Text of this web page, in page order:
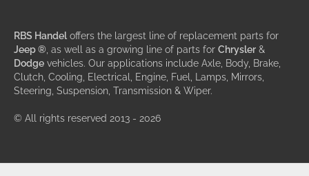
RBS Handel offers the largest line of replacement parts for
Jeep ® , as well as a growing line of parts for Chrysler &
Dodge vehicles. Our applications include Axle, Body, Brake,
Clutch, Cooling, Electrical, Engine, Fuel, Lamps, Mirrors,
Steering, Suspension, Transmission & Wiper.
© All rights reserved 2013 - 2026